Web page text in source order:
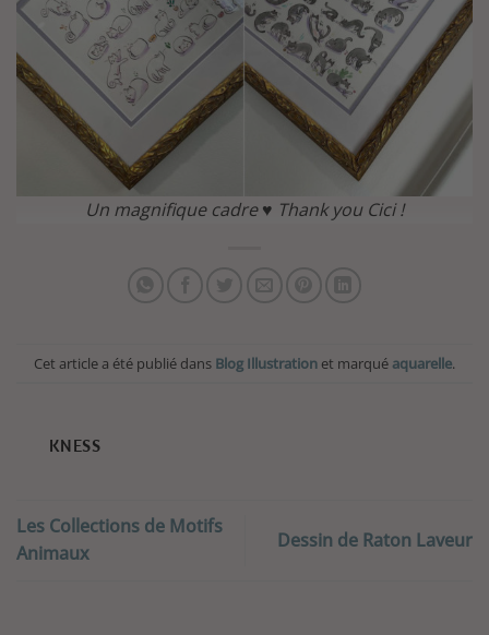
Un magnifique cadre ♥ Thank you Cici !
Cet article a été publié dans Blog Illustration et marqué aquarelle.
KNESS
Les Collections de Motifs
Animaux
Dessin de Raton Laveur